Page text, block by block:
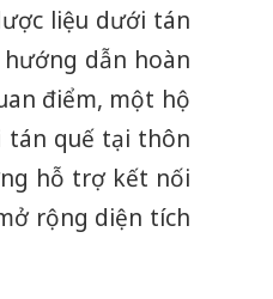
liệu dưới tán
dẫn hoàn
điểm, một hộ
tán quế tại thôn
hỗ trợ kết nối
rộng diện tích
Công an Thanh
tìm bị hại trong vụ
án sản xuất, buôn
bán yến sào giả
Thanh Hóa: Tìm bị